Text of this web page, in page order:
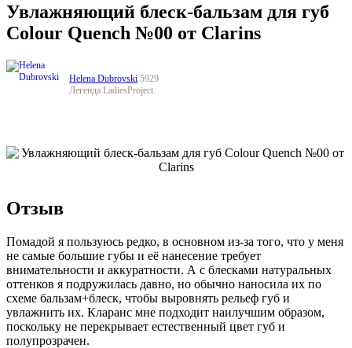
Увлажняющий блеск-бальзам для губ
Colour Quench №00 от Clarins
Helena Dubrovski 5929
Легенда LadiesProject
Отзыв
Помадой я пользуюсь редко, в основном из-за того, что у меня
не самые большие губы и её нанесение требует
внимательности и аккуратности. А с блесками натуральных
оттенков я подружилась давно, но обычно наносила их по
схеме бальзам+блеск, чтобы выровнять рельеф губ и
увлажнить их. Кларанс мне подходит наилучшим образом,
поскольку не перекрывает естественный цвет губ и
полупрозрачен.